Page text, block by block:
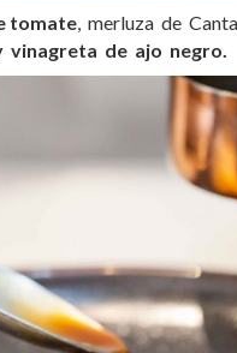
tomate, merluza de
vinagreta de ajo negro.